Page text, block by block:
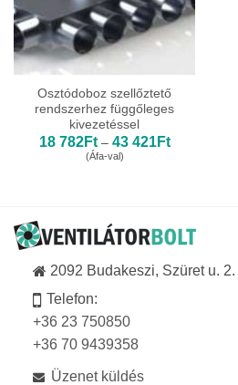
Osztódoboz szellőztető
rendszerhez függőleges
kivezetéssel
18 782Ft – 43 421FtÁrtartomány:
(Áfa-val)
2092 Budakeszi, Szüret u. 2.
Telefon:
+36 23 750850
+36 70 9439358
Üzenet küldés